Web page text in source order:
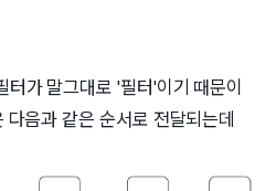
가 말그대로 '필터'이기 때문이
음과 같은 순서로 전달되는데